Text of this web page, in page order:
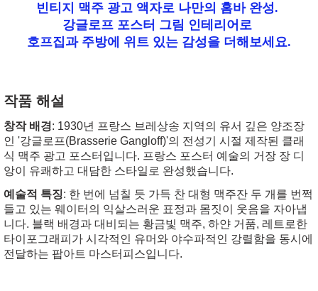
빈티지 맥주 광고 액자로 나만의 홈바 완성.
강글로프 포스터 그림 인테리어로
호프집과 주방에 위트 있는 감성을 더해보세요.
작품 해설
창작 배경: 1930년 프랑스 브레상송 지역의 유서 깊은 양조장
인 '강글로프(Brasserie Gangloff)'의 전성기 시절 제작된 클래
식 맥주 광고 포스터입니다. 프랑스 포스터 예술의 거장 장 디
앙이 유쾌하고 대담한 스타일로 완성했습니다.
예술적 특징: 한 번에 넘칠 듯 가득 찬 대형 맥주잔 두 개를 번쩍
들고 있는 웨이터의 익살스러운 표정과 몸짓이 웃음을 자아냅
니다. 블랙 배경과 대비되는 황금빛 맥주, 하얀 거품, 레트로한
타이포그래피가 시각적인 유머와 야수파적인 강렬함을 동시에
전달하는 팝아트 마스터피스입니다.